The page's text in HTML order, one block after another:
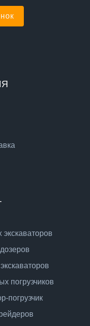
экскаваторов
погрузчиков
погрузчик